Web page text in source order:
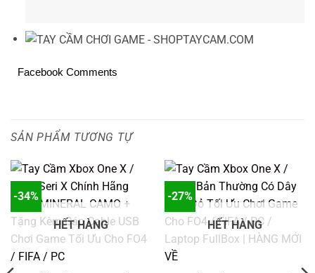
Facebook Comments
SẢN PHẨM TƯƠNG TỰ
-34%
HẾT HÀNG
-27%
HẾT HÀNG